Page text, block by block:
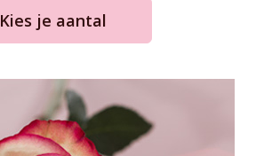
Kies je aantal